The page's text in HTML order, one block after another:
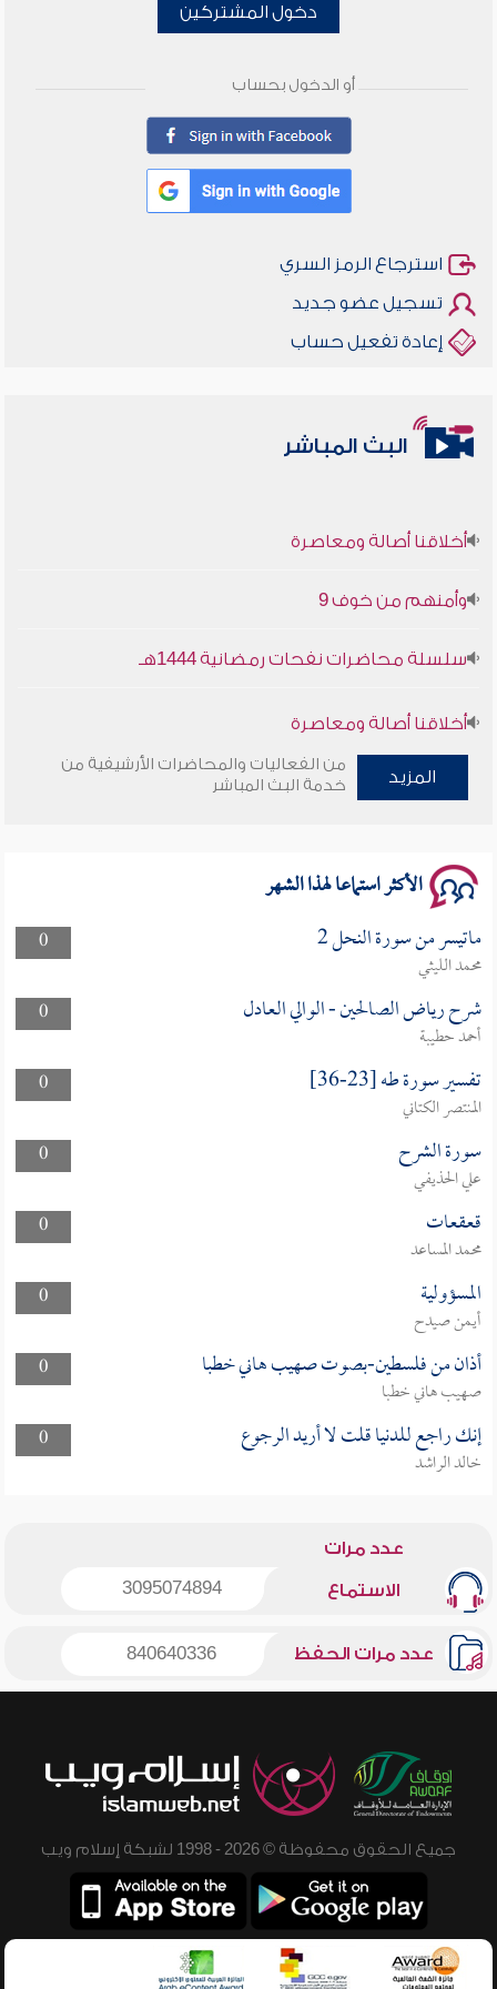
دخول المشتركين
أو الدخول بحساب
استرجاع الرمز السري
تسجيل عضو جديد
إعادة تفعيل حساب
البث المباشر
أخلاقنا أصالة ومعاصرة
وأمنهم من خوف 9
سلسلة محاضرات نفحات رمضانية 1444هـ
أخلاقنا أصالة ومعاصرة
وأمنهم من خوف 9
المزيد
من الفعاليات والمحاضرات الأرشيفية من
خدمة البث المباشر
الأكثر استماعا لهذا الشهر
0 ماتيسر من سورة النحل 2
محمد الليثي
0
شرح رياض الصالحين - الوالي العادل
أحمد حطيبة
0
تفسير سورة طه [23-36]
المنتصر الكتاني
0
سورة الشرح
علي الحذيفي
0
قعقعات
محمد المساعد
0
المسؤولية
أيمن صيدح
0
أذان من فلسطين-بصوت صهيب هاني خطبا
صهيب هاني خطبا
0
إنك راجع للدنيا قلت لا أريد الرجوع
خالد الراشد
عدد مرات
الاستماع 3095074894
عدد مرات الحفظ 840640336
جميع الحقوق محفوظة © 2026 - 1998 لشبكة إسلام ويب